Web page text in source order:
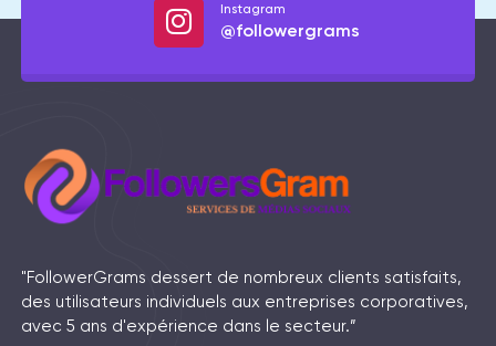
Instagram
@followergrams
"FollowerGrams dessert de nombreux clients satisfaits,
des utilisateurs individuels aux entreprises corporatives,
avec 5 ans d'expérience dans le secteur.”